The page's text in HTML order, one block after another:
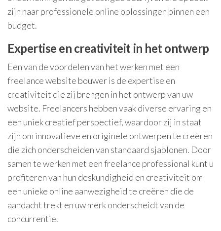
zijn naar professionele online oplossingen binnen een
budget.
Expertise en creativiteit in het ontwerp
Een van de voordelen van het werken met een
freelance website bouwer is de expertise en
creativiteit die zij brengen in het ontwerp van uw
website. Freelancers hebben vaak diverse ervaring en
een uniek creatief perspectief, waardoor zij in staat
zijn om innovatieve en originele ontwerpen te creëren
die zich onderscheiden van standaard sjablonen. Door
samen te werken met een freelance professional kunt u
profiteren van hun deskundigheid en creativiteit om
een unieke online aanwezigheid te creëren die de
aandacht trekt en uw merk onderscheidt van de
concurrentie.